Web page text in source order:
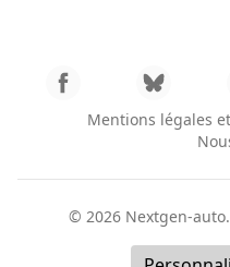
Mentions légales
© 2026 Nextgen-